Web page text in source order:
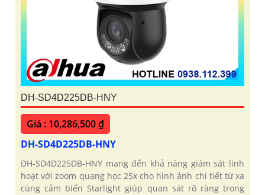
DH-SD4D225DB-HNY
Giá : 10,286,500 ₫
DH-SD4D225DB-HNY
DH-SD4D225DB-HNY mang đến khả năng giám sát linh
hoạt với zoom quang học 25x cho hình ảnh chi tiết từ xa
cùng cảm biến Starlight giúp quan sát rõ ràng trong